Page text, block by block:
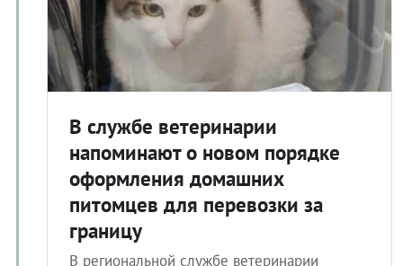
В службе ветеринарии
напоминают о новом порядке
оформления домашних
питомцев для перевозки за
границу